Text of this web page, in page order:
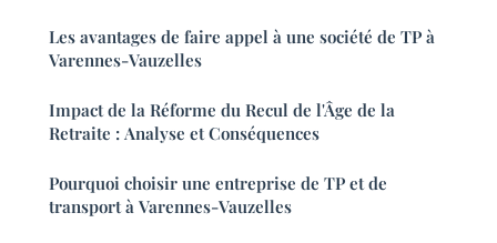
Les avantages de faire appel à une société de TP à
Varennes-Vauzelles
Impact de la Réforme du Recul de l'Âge de la
Retraite : Analyse et Conséquences
Pourquoi choisir une entreprise de TP et de
transport à Varennes-Vauzelles